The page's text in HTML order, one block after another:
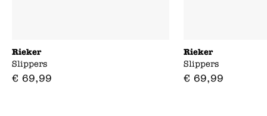
Rieker
Slippers
€ 69,99
Rieker
Slippers
€ 69,99